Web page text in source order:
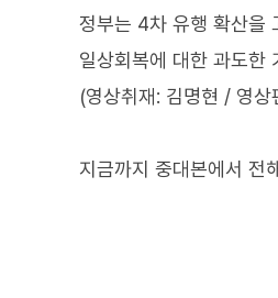
정부는 4차 유행 확산을
일상회복에 대한 과도한
(영상취재: 김명현 / 영상
지금까지 중대본에서 전